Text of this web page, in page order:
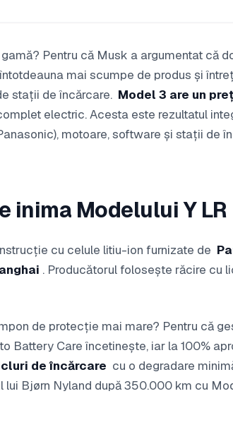
Pentru că Musk a argumentat că
mai scumpe de produs și
stații de încărcare. Model 3 are un
electric. Acesta este rezultatul
motoare, software și stații de
inima Modelului Y LR
cu celule litiu-ion furnizate de
. Producătorul folosește răcire cu
de protecție mai mare? Pentru că
Battery Care încetinește, iar la 100%
de încărcare cu o degradare
Bjørn Nyland după 350.000 km cu